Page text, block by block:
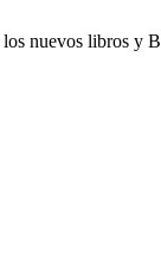
los nuevos libros y